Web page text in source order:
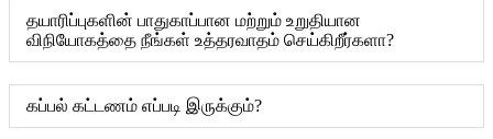
தயாரிப்புகளின் பாதுகாப்பான மற்றும் உறுதியான
விநியோகத்தை நீங்கள் உத்தரவாதம் செய்கிறீர்களா?
கப்பல் கட்டணம் எப்படி இருக்கும்?